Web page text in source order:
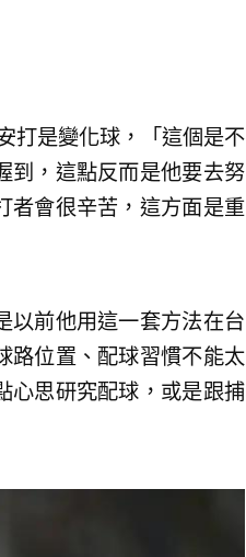
打是變化球，「這個是不
到，這點反而是他要去努
者會很辛苦，這方面是重
以前他用這一套方法在台
路位置、配球習慣不能太
心思研究配球，或是跟捕